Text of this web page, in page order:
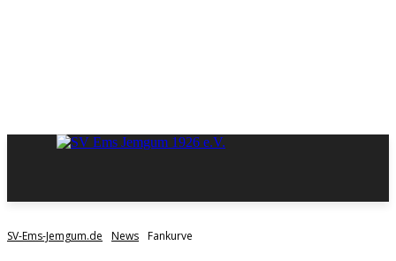
SV-Ems-Jemgum.de News Fankurve